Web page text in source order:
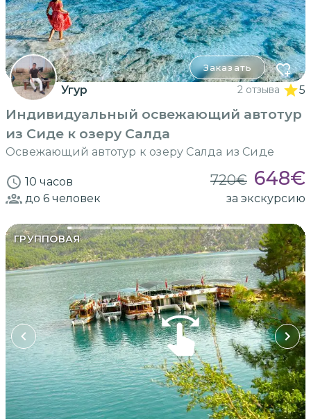
Заказать
Угур 2 отзыва 5
Индивидуальный освежающий автотур
из Сиде к озеру Салда
Освежающий автотур к озеру Салда из Сиде
10 часов 720€ 648€
до 6 человек за экскурсию
ГРУППОВАЯ